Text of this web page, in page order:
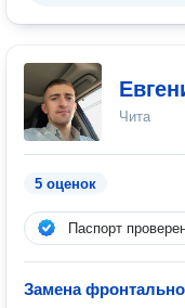
Чита
5 оценок
Паспорт
Замена